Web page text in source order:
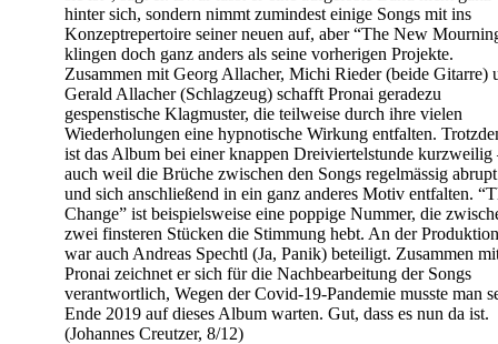
hinter sich, sondern nimmt zumindest einige Songs mit ins
Konzeptrepertoire seiner neuen auf, aber “The New
klingen doch ganz anders als seine vorherigen Projekte.
Zusammen mit Georg Allacher, Michi Rieder (beide Gitarre)
Gerald Allacher (Schlagzeug) schafft Pronai geradezu
gespenstische Klagmuster, die teilweise durch ihre vielen
Wiederholungen eine hypnotische Wirkung entfalten.
ist das Album bei einer knappen Dreiviertelstunde kurzweilig
auch weil die Brüche zwischen den Songs regelmässig abrupt
und sich anschließend in ein ganz anderes Motiv entfalten.
Change” ist beispielsweise eine poppige Nummer, die
zwei finsteren Stücken die Stimmung hebt. An der Produktion
war auch Andreas Spechtl (Ja, Panik) beteiligt. Zusammen
Pronai zeichnet er sich für die Nachbearbeitung der Songs
verantwortlich, Wegen der Covid-19-Pandemie musste man
Ende 2019 auf dieses Album warten. Gut, dass es nun da ist.
(Johannes Creutzer, 8/12)